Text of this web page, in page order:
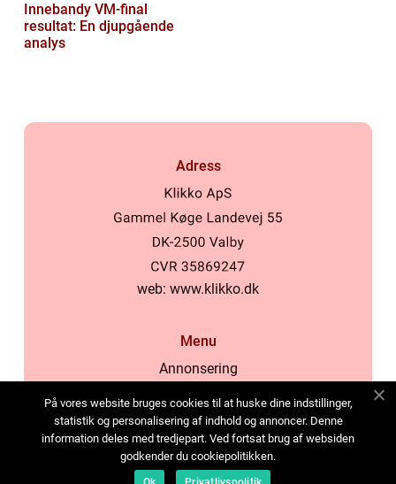
Innebandy VM-final
resultat: En djupgående
analys
Adress
web: www.klikko.dk
Menu
Annonsering
Cookies
Kontakta oss
Sitemap
På vores website bruges cookies til at huske dine indstillinger,
statistik og personalisering af indhold og annoncer. Denne
information deles med tredjepart. Ved fortsat brug af websiden
godkender du cookiepolitikken.